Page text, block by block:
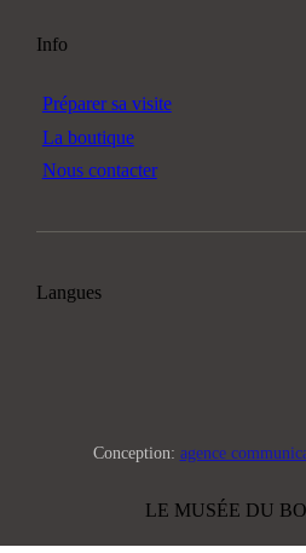
Info
Préparer sa visite
La boutique
Nous contacter
Langues
Conception: agence
LE MUSÉE DU